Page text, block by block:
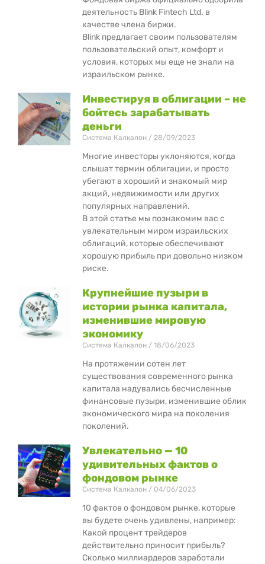
деятельность Blink Fintech Ltd. в
качестве члена биржи.
Blink предлагает своим пользователям
пользовательский опыт, комфорт и
условия, которых мы еще не знали на
израильском рынке.
Инвестируя в облигации – не
бойтесь зарабатывать
деньги
Система Калкалон 28/09/2023
Многие инвесторы уклоняются, когда
слышат термин облигации, и просто
убегают в хороший и знакомый мир
акций, недвижимости или других
популярных направлений.
В этой статье мы познакомим вас с
увлекательным миром израильских
облигаций, которые обеспечивают
хорошую прибыль при довольно низком
риске.
Крупнейшие пузыри в
истории рынка капитала,
изменившие мировую
экономику
Система Калкалон 18/06/2023
На протяжении сотен лет
существования современного рынка
капитала надувались бесчисленные
финансовые пузыри, изменившие облик
экономического мира на поколения
поколений.
Увлекательно — 10
удивительных фактов о
фондовом рынке
Система Калкалон 04/06/2023
10 фактов о фондовом рынке, которые
вы будете очень удивлены, например:
Какой процент трейдеров
действительно приносит прибыль?
Сколько миллиардеров заработали